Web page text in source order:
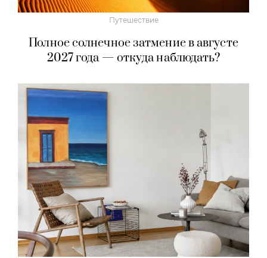
Путешествие
Полное солнечное затмение в августе
2027 года — откуда наблюдать?